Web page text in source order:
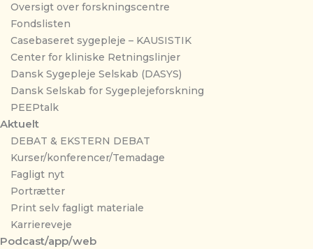
Oversigt over forskningscentre
Fondslisten
Casebaseret sygepleje – KAUSISTIK
Center for kliniske Retningslinjer
Dansk Sygepleje Selskab (DASYS)
Dansk Selskab for Sygeplejeforskning
PEEPtalk
Aktuelt
DEBAT & EKSTERN DEBAT
Kurser/konferencer/Temadage
Fagligt nyt
Portrætter
Print selv fagligt materiale
Karriereveje
Podcast/app/web